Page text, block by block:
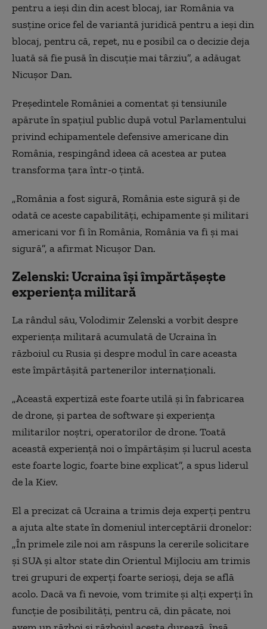
pentru a ieși din din acest blocaj, iar România va
susține orice fel de variantă juridică pentru a ieși din
blocaj, pentru că, repet, nu e posibil ca o decizie deja
luată să fie pusă în discuție mai târziu”, a adăugat
Nicușor Dan.
Președintele României a comentat și tensiunile
apărute în spațiul public după votul Parlamentului
privind echipamentele defensive americane din
România, respingând ideea că acestea ar putea
transforma țara într-o țintă.
„România a fost sigură, România este sigură și de
odată ce aceste capabilități, echipamente și militari
americani vor fi în România, România va fi și mai
sigură”, a afirmat Nicușor Dan.
Zelenski: Ucraina își împărtășește
experiența militară
La rândul său, Volodimir Zelenski a vorbit despre
experiența militară acumulată de Ucraina în
războiul cu Rusia și despre modul în care aceasta
este împărtășită partenerilor internaționali.
„Această expertiză este foarte utilă și în fabricarea
de drone, și partea de software și experiența
militarilor noștri, operatorilor de drone. Toată
această experiență noi o împărtășim și lucrul acesta
este foarte logic, foarte bine explicat”, a spus liderul
de la Kiev.
El a precizat că Ucraina a trimis deja experți pentru
a ajuta alte state în domeniul interceptării dronelor:
„În primele zile noi am răspuns la cererile solicitare
și SUA și altor state din Orientul Mijlociu am trimis
trei grupuri de experți foarte serioși, deja se află
acolo. Dacă va fi nevoie, vom trimite și alți experți în
funcție de posibilități, pentru că, din păcate, noi